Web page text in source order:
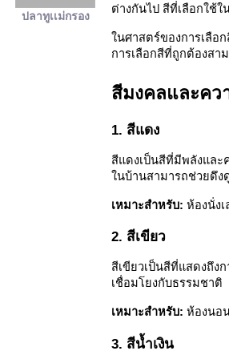
ปลาทูเเม่กรอง
ต่างกันไป สีที่เลือกใช้
ในศาสตร์ของการเลือ
การเลือกสีที่ถูกต้องสา
สีมงคลและคว
1. สีแดง
สีแดงเป็นสีที่มีพลังแล
ในบ้านสามารถช่วยดึ
เหมาะสำหรับ: ห้องนั่ง
2. สีเขียว
สีเขียวเป็นสีที่แสดงถึง
เชื่อมโยงกับธรรมชาติ
เหมาะสำหรับ: ห้องนอ
3. สีน้ำเงิน